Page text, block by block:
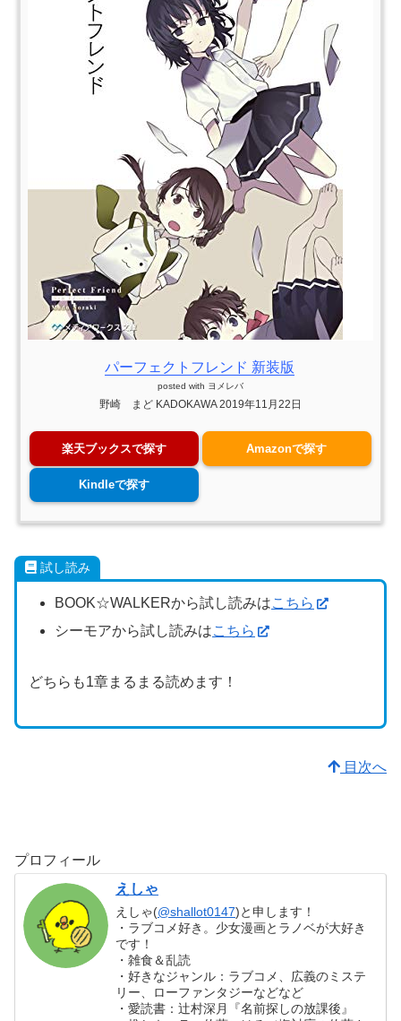
パーフェクトフレンド 新装版
posted with ヨメレバ
野崎 まど KADOKAWA 2019年11月22日
楽天ブックスで探す Amazonで探す
Kindleで探す
試し読み
BOOK☆WALKERから試し読みはこちら
シーモアから試し読みはこちら
どちらも1章まるまる読めます！
目次へ
プロフィール
えしゃ
えしゃ(@shallot0147)と申します！
・ラブコメ好き。少女漫画とラノベが大好き
です！
・雑食＆乱読
・好きなジャンル：ラブコメ、広義のミステ
リー、ローファンタジーなどなど
・愛読書：辻村深月『名前探しの放課後』